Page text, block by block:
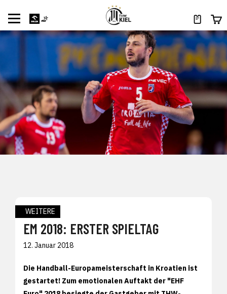
WEITERE
EM 2018: ERSTER SPIELTAG
12. Januar 2018
Die Handball-Europameisterschaft in Kroatien ist
gestartet! Zum emotionalen Auftakt der "EHF